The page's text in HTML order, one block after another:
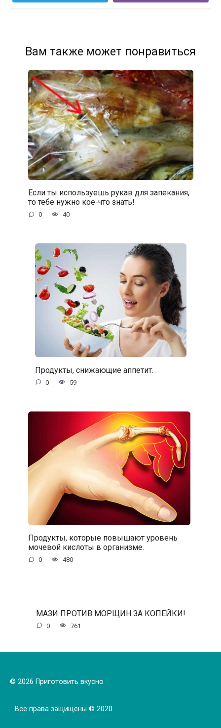
Вам также может понравиться
Если ты используешь рукав для запекания,
то тебе нужно кое-что знать!
0 40
Продукты, снижающие аппетит.
0 59
Продукты, которые повышают уровень
мочевой кислоты в организме.
0 480
МАЗИ ПРОТИВ МОРЩИН ЗА КОПЕЙКИ!
0 761
© 2026 Приготовить вкусно
Все права защищены © 2020